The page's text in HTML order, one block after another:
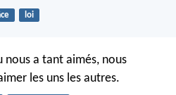
loi
nous a tant aimés, nous
les uns les autres.